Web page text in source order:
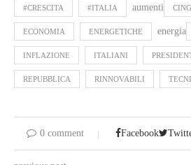
#CRESCITA #ITALIA aumenti
ECONOMIA ENERGETICHE energia
INFLAZIONE ITALIANI
REPUBBLICA RINNOVABILI
0 comment Facebook